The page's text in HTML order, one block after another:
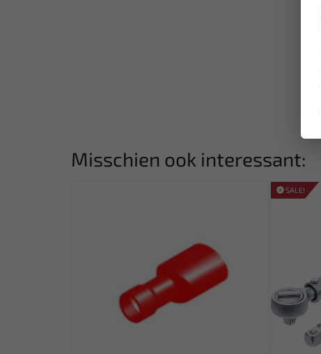
Misschien ook interessant:
SALE!